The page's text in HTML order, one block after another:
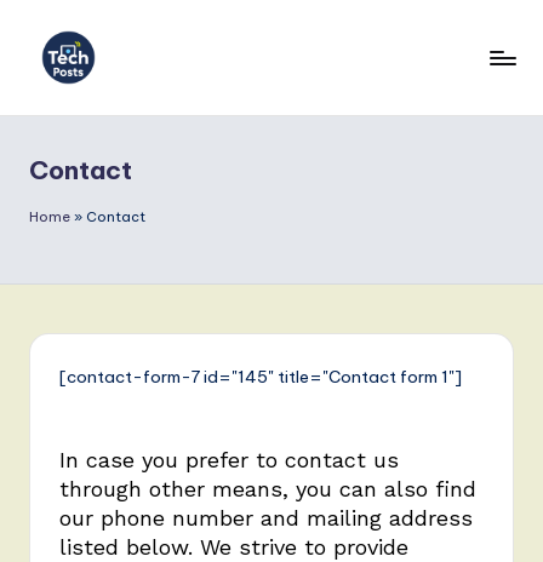
Contact
Home » Contact
[contact-form-7 id="145" title="Contact form 1"]
In case you prefer to contact us
through other means, you can also find
our phone number and mailing address
listed below. We strive to provide